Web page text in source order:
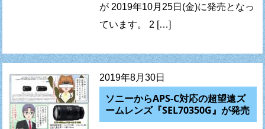
が 2019年10月25日(金)に発売となっ
ています。 2 […]
2019年8月30日
ソニーからAPS-C対応の超望遠ズ
ームレンズ『SEL70350G』が発売